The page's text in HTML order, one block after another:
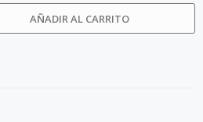
AÑADIR AL CARRITO